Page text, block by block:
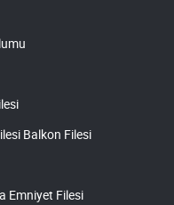
Balkon Filesi
Emniyet Filesi